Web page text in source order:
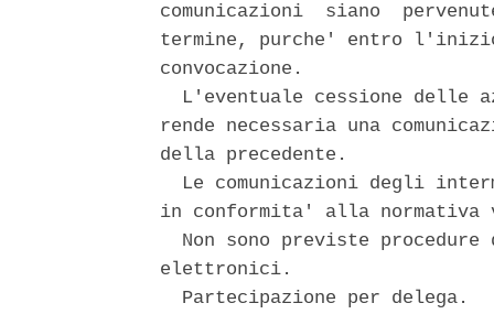
comunicazioni  siano
termine, purche' entro
convocazione.
L'eventuale cessione delle
rende necessaria una
della precedente.
Le comunicazioni degli
in conformita' alla
Non sono previste procedure
elettronici.
  Partecipazione per delega.